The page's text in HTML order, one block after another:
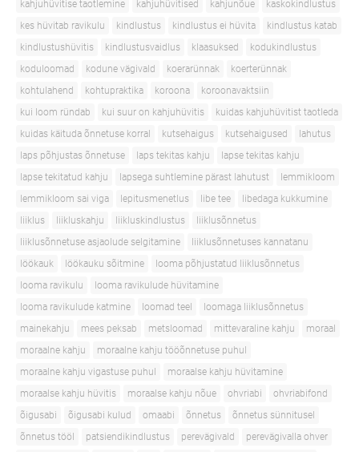
kahjuhüvitise taotlemine
kahjuhüvitised kahjunõue
kaskokindlustus
kes hüvitab ravikulu
kindlustus kindlustus ei hüvita
kindlustus katab
kindlustushüvitis
kindlustusvaidlus klaasuksed
kodukindlustus
koduloomad
kodune vägivald koerarünnak
koerterünnak
kohtulahend
kohtupraktika koroona
koroonavaktsiin
kui loom ründab
kui suur on kahjuhüvitis
kuidas kahjuhüvitist taotleda
kuidas käituda õnnetuse korral
kutsehaigus kutsehaigused
lahutus
laps põhjustas õnnetuse
laps tekitas kahju
lapse tekitas kahju
lapse tekitatud kahju
lapsega suhtlemine pärast lahutust
lemmikloom
lemmikloom sai viga
lepitusmenetlus libe tee
libedaga kukkumine
liiklus
liikluskahju liikluskindlustus
liiklusõnnetus
liiklusõnnetuse asjaolude selgitamine
liiklusõnnetuses kannatanu
löökauk
löökauku sõitmine
looma põhjustatud liiklusõnnetus
looma ravikulu
looma ravikulude hüvitamine
looma ravikulude katmine
loomad teel
loomaga liiklusõnnetus
mainekahju
mees peksab metsloomad mittevaraline kahju
moraal
moraalne kahju
moraalne kahju tööõnnetuse puhul
moraalne kahju vigastuse puhul
moraalse kahju hüvitamine
moraalse kahju hüvitis
moraalse kahju nõue ohvriabi
ohvriabifond
õigusabi
õigusabi kulud omaabi õnnetus
õnnetus sünnitusel
õnnetus tööl
patsiendikindlustus perevägivald
perevägivalla ohver